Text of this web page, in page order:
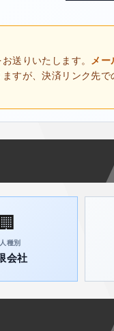
送りいたします。 メー
すが、決済リンク先
🏢
種別
会社